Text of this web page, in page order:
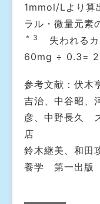
1mmol/Lより算
ラル・微量元素
＊３
失われるカ
60mg ÷ 0.3=
参考文献：伏木
吉治、中谷昭、
彦、中野長久
店
鈴木継美、和田
養学 第一出版